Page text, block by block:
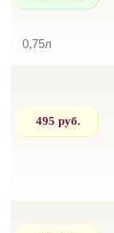
0,75л
495 руб.